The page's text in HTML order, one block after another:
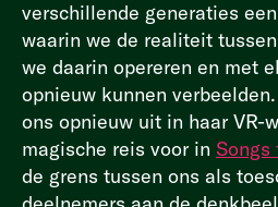
verschillende generaties
waarin we de realiteit
we daarin opereren en met
opnieuw kunnen verbeelden.
ons opnieuw uit in haar VR-
magische reis voor in Songs
de grens tussen ons als